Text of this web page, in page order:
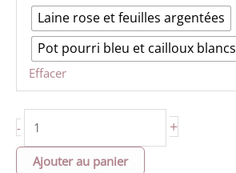
Laine rose et feuilles argentées
Pot pourri bleu et cailloux blancs
Effacer
-
Éléphant
+
Ajouter au panier